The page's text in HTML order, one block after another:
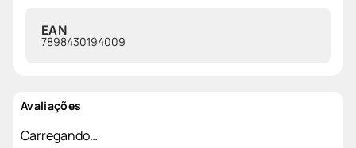
EAN
7898430194009
Avaliações
Carregando…